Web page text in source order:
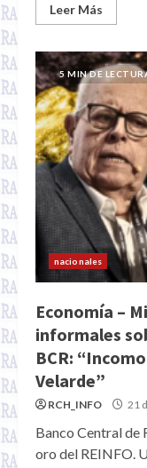
Leer Más
5 MIN DE
nacionales
Economía –
informales
BCR:
Velarde”
RCH_INFO 21
Banco Central de
oro del REINFO.